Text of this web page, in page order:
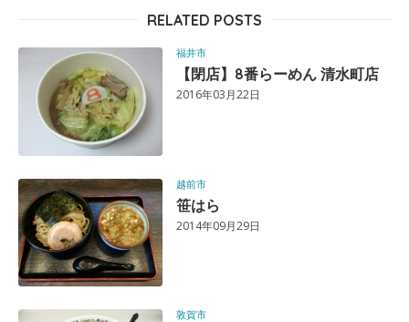
RELATED POSTS
福井市
【閉店】8番らーめん 清水町店
2016年03月22日
越前市
笹はら
2014年09月29日
敦賀市